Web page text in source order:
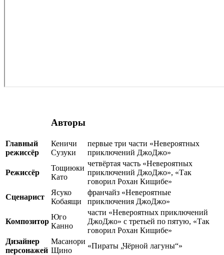
Авторы
Главный
режиссёр
Кеничи
Сузуки
первые три части «Невероятных
приключений ДжоДжо»
Режиссёр
Тощиюки
Като
четвёртая часть «Невероятных
приключений ДжоДжо», «Так
говорил Рохан Кищибе»
Сценарист
Ясуко
Кобаящи
франчайз «Невероятные
приключения ДжоДжо»
Композитор
Юго
Канно
части «Невероятных приключений
ДжоДжо» с третьей по пятую, «Так
говорил Рохан Кищибе»
Дизайнер
персонажей
Масанори
Щино
«Пираты „Чёрной лагуны“»